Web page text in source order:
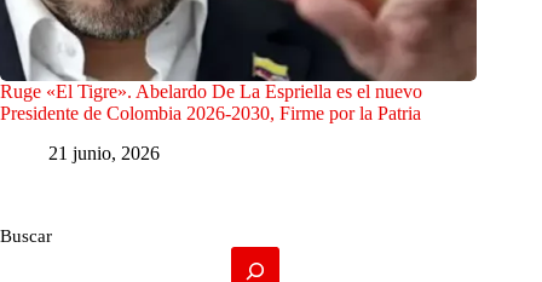
Ruge «El Tigre». Abelardo De La Espriella es el nuevo
Presidente de Colombia 2026-2030, Firme por la Patria
21 junio, 2026
Buscar